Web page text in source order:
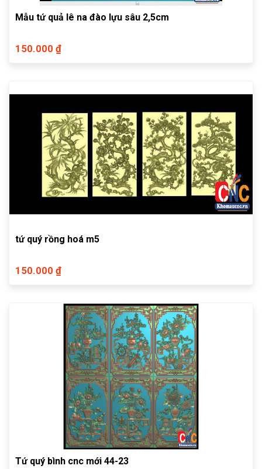
Mẫu tứ quả lê na đào lựu sâu 2,5cm
150.000 ₫
tứ quý rồng hoá m5
150.000 ₫
Tứ quý bình cnc mới 44-23